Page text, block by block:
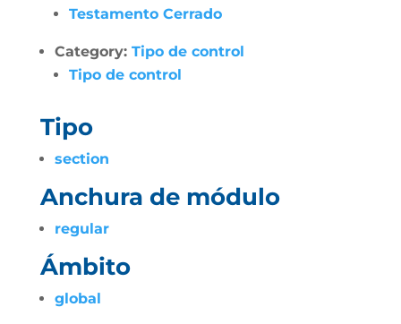
Testamento Cerrado
Category: Tipo de control
Tipo de control
Tipo
section
Anchura de módulo
regular
Ámbito
global